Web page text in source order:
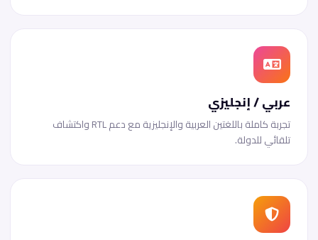
عربي / إنجليزي
تجربة كاملة باللغتين العربية والإنجليزية مع دعم RTL واكتشاف
تلقائي للدولة.